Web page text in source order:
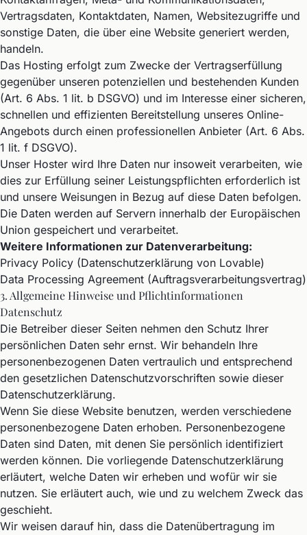
Vertragsdaten, Kontaktdaten, Namen, Websitezugriffe und
sonstige Daten, die über eine Website generiert werden,
handeln.
Das Hosting erfolgt zum Zwecke der Vertragserfüllung
gegenüber unseren potenziellen und bestehenden Kunden
(Art. 6 Abs. 1 lit. b DSGVO) und im Interesse einer sicheren,
schnellen und effizienten Bereitstellung unseres Online-
Angebots durch einen professionellen Anbieter (Art. 6 Abs.
1 lit. f DSGVO).
Unser Hoster wird Ihre Daten nur insoweit verarbeiten, wie
dies zur Erfüllung seiner Leistungspflichten erforderlich ist
und unsere Weisungen in Bezug auf diese Daten befolgen.
Die Daten werden auf Servern innerhalb der Europäischen
Union gespeichert und verarbeitet.
Weitere Informationen zur Datenverarbeitung:
Privacy Policy (Datenschutzerklärung von Lovable)
Data Processing Agreement (Auftragsverarbeitungsvertrag)
3. Allgemeine Hinweise und Pflicht­informationen
Datenschutz
Die Betreiber dieser Seiten nehmen den Schutz Ihrer
persönlichen Daten sehr ernst. Wir behandeln Ihre
personenbezogenen Daten vertraulich und entsprechend
den gesetzlichen Datenschutzvorschriften sowie dieser
Datenschutzerklärung.
Wenn Sie diese Website benutzen, werden verschiedene
personenbezogene Daten erhoben. Personenbezogene
Daten sind Daten, mit denen Sie persönlich identifiziert
werden können. Die vorliegende Datenschutzerklärung
erläutert, welche Daten wir erheben und wofür wir sie
nutzen. Sie erläutert auch, wie und zu welchem Zweck das
geschieht.
Wir weisen darauf hin, dass die Datenübertragung im